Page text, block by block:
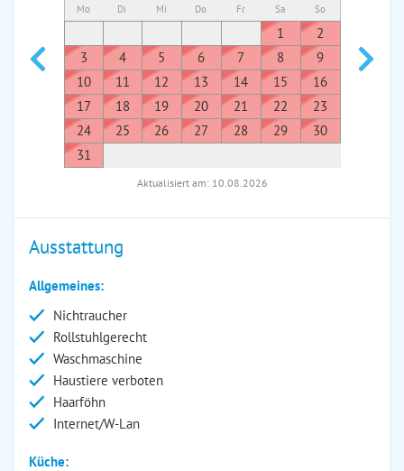
Mo Di Mi Do Fr Sa So
1
2
3
4 5 6 7 8
9
10
11 12 13 14 15
16
17
18 19 20 21 22
23
24
25 26 27 28 29
30
31
7
Aktualisiert am: 10.08.2026
Ausstattung
Allgemeines:
Nichtraucher
Rollstuhlgerecht
Waschmaschine
Haustiere verboten
Haarföhn
Internet/W-Lan
Küche: